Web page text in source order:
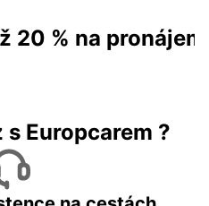
20 % na pronájem
Europcarem ?